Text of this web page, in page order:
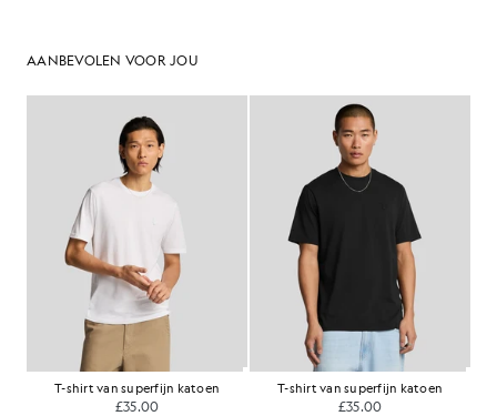
AANBEVOLEN VOOR JOU
T-shirt van superfijn katoen
£35.00
T-shirt van superfijn katoen
£35.00